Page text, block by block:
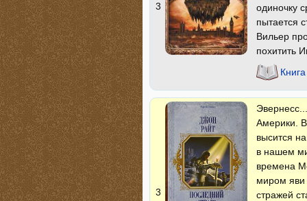
3
одиночку
пытается
Вильер
похитить
3
Америки.
высится
в нашем
времена
миром яви
стражей